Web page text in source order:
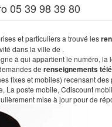
05 39 98 39 80
et particuliers a trouvé les
dans la ville de .
à qui appartient le numéro,
de renseignements
fixes et mobiles) recensant
La poste mobile, Cdiscount
mise à jour pour de